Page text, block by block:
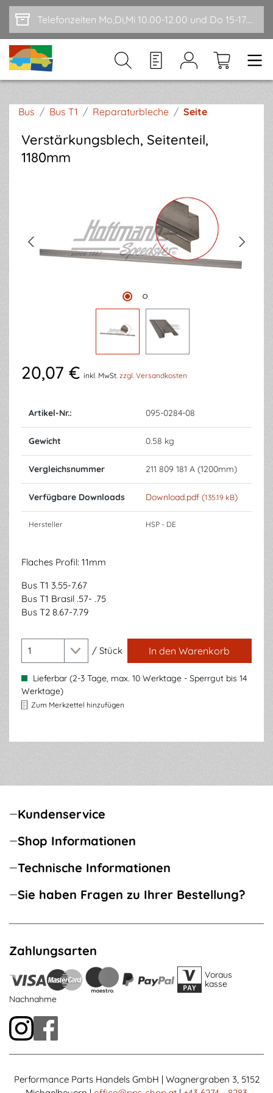
Zum Hauptinhalt springen Telefonzeiten Mo,Di,Mi 10.00-12.00 und Do 15-17.00
Bus / Bus T1 / Reparaturbleche / Seite
Verstärkungsblech, Seitenteil,
1180mm
20,07 € inkl. MwSt. zzgl. Versandkosten
Artikel-Nr.: 095-0284-08
Gewicht 0.58 kg
Vergleichsnummer 211 809 181 A (1200mm)
Verfügbare Downloads Download.pdf (135.19 kB)
Hersteller HSP - DE
Flaches Profil: 11mm
Bus T1 3.55-7.67
Bus T1 Brasil .57- .75
Bus T2 8.67-7.79
/ Stück In den Warenkorb
Lieferbar (2-3 Tage, max. 10 Werktage - Sperrgut bis 14
Werktage)
Zum Merkzettel hinzufügen
Kundenservice
Shop Informationen
Technische Informationen
Sie haben Fragen zu Ihrer Bestellung?
Zahlungsarten
Voraus
kasse
Nachnahme
Performance Parts Handels GmbH | Wagnergraben 3, 5152